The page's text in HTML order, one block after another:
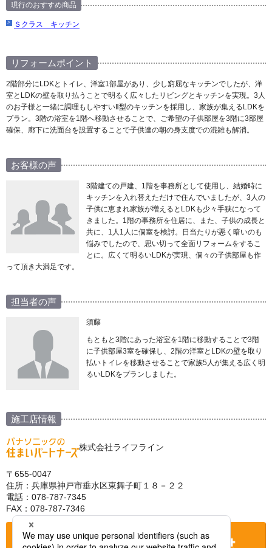
現行のおすすめ商品
Ｓクラス キッチン
リフォームポイント
2階部分にLDKとトイレ、洋室1部屋があり、少し窮屈なキッチンでしたが、洋
室とLDKの壁を取り払うことで明るく広々したリビングとキッチンを実現。3人
のお子様と一緒に調理もしやすいⅡ型のキッチンを採用し、家族が集えるLDKを
プラン。3階の浴室を1階へ移動させることで、ご希望の子供部屋を3階に3部屋
確保、廊下に洗面台を設置することで子供達の朝の身支度での混雑も解消。
お客様の声
3階建ての戸建、1階を事務所として使用し、結婚時に
キッチンを入れ替えただけで住んでいましたが、3人の
子供に恵まれ家族が増えるとLDKも少々手狭になって
きました。1階の事務所を住居に、また、子供の成長と
共に、1人1人に個室を検討。日当たりが悪く暗いのも
悩みでしたので、思い切って全面リフォームをするこ
とに。広くて明るいLDKが実現、個々の子供部屋も作
って頂き大満足です。
担当者の声
須藤
もともと3階にあった浴室を1階に移動することで3階
に子供部屋3室を確保し、2階の洋室とLDKの壁を取り
払いトイレを移動させることで家族5人が集える広く明
るいLDKをプランしました。
施工店情報
株式会社ライフライン
〒655-0047
住所：兵庫県神戸市垂水区東舞子町１８－２２
電話：078-787-7345
FAX：078-787-7346